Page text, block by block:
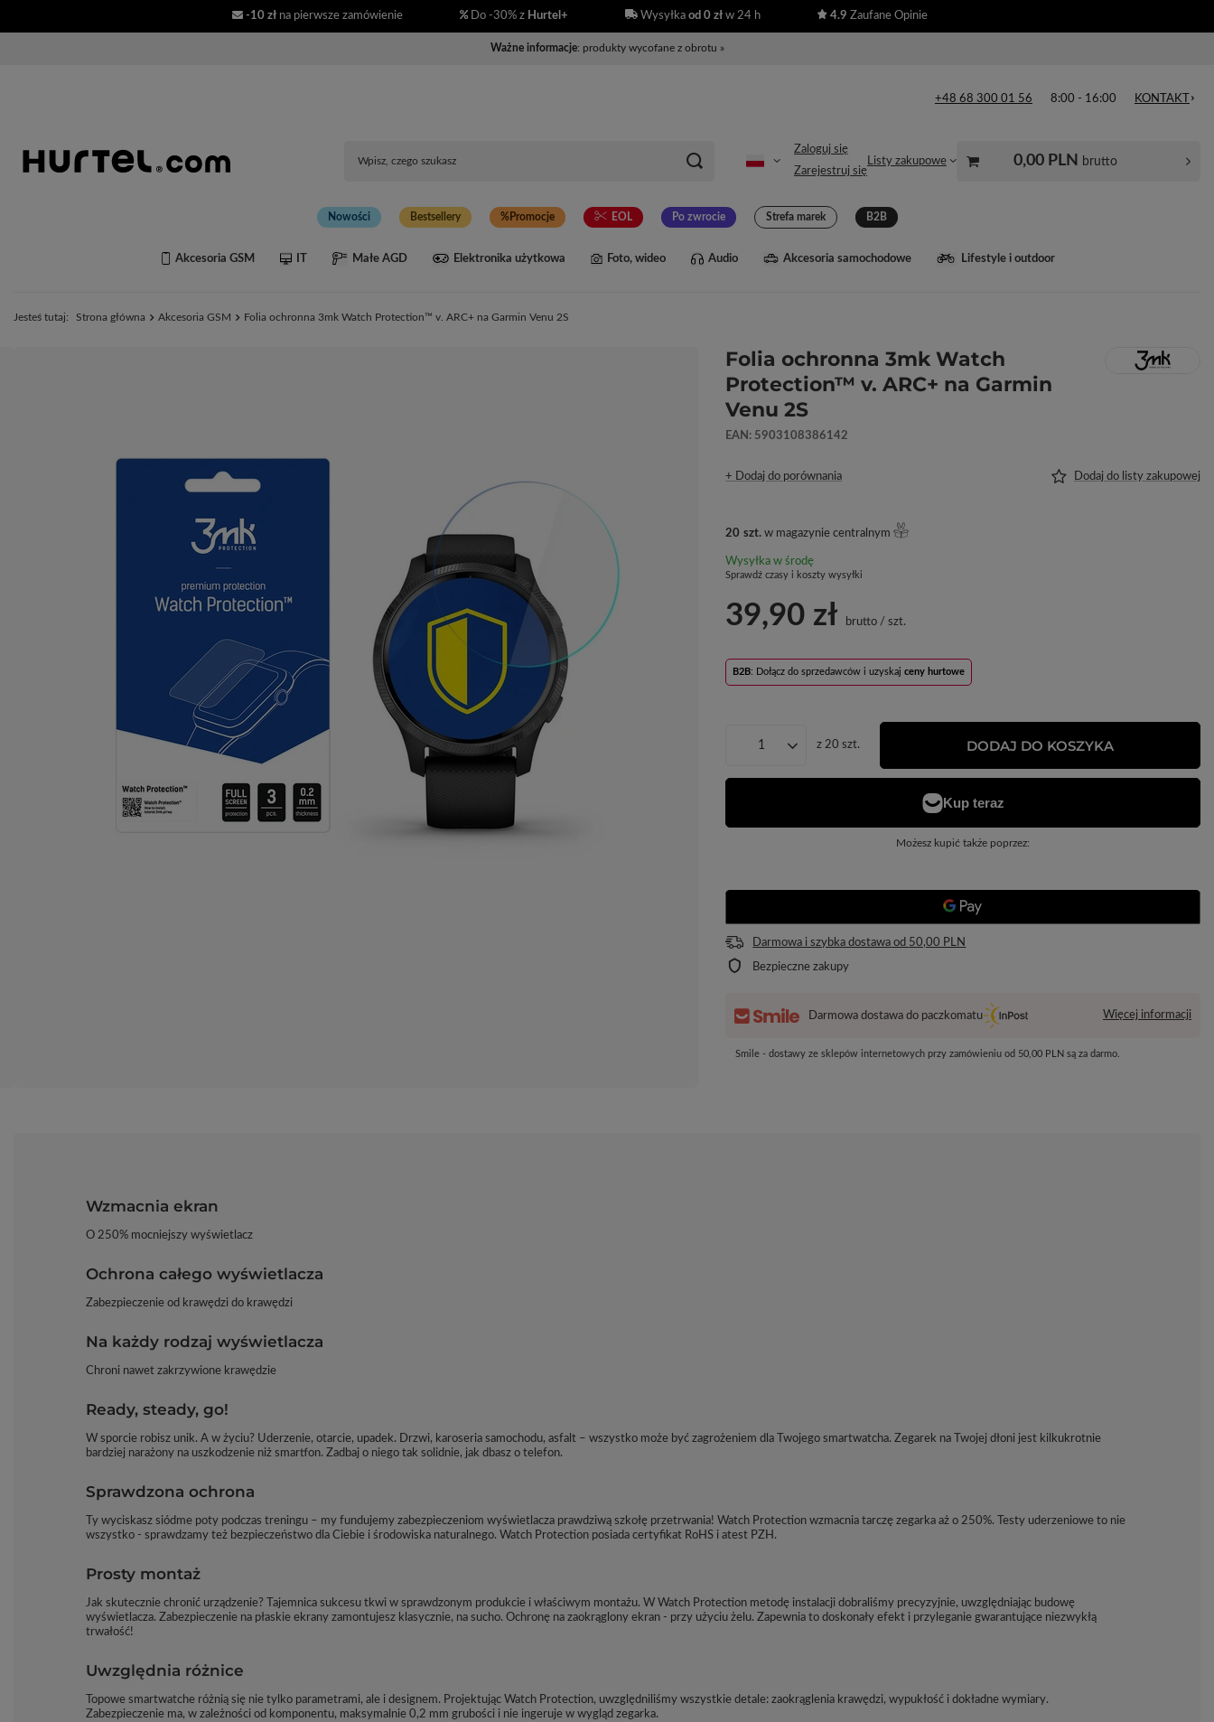
-10 zł na pierwsze zamówienie Do -30% z Hurtel+ Wysyłka od 0 złw 24 h 4.9 Zaufane Opinie
Ważne informacje: produkty wycofane z obrotu »
+48 68 300 01 56 8:00 - 16:00 KONTAKT
Zaloguj się
Zarejestruj się
Listy zakupowe 0,00 PLN brutto
Nowości Bestsellery Promocje EOL Po zwrocie Strefa marek B2B
Akcesoria GSM IT Małe AGD Elektronika użytkowa Foto, wideo Audio Akcesoria samochodowe Lifestyle i outdoor
Jesteś tutaj: Strona główna Akcesoria GSM Folia ochronna 3mk Watch Protection™ v. ARC+ na Garmin Venu 2S
Folia ochronna 3mk Watch
Protection™ v. ARC+ na Garmin
Venu 2S
EAN: 5903108386142
+ Dodaj do porównania Dodaj do listy zakupowej
20 szt. w magazynie centralnym
Wysyłkaw środę
Sprawdź czasy i koszty wysyłki
39,90 zł brutto /szt.
B2B: Dołącz do sprzedawców i uzyskajceny hurtowe
z20szt. DODAJ DO KOSZYKA
Możesz kupić także poprzez:
Darmowa i szybka dostawa od 50,00 PLN
Bezpieczne zakupy
Darmowa dostawa do paczkomatu Więcej informacji
Smile - dostawy ze sklepów internetowych przy zamówieniu od 50,00 PLN są za darmo.
Wzmacnia ekran
O 250% mocniejszy wyświetlacz
Ochrona całego wyświetlacza
Zabezpieczenie od krawędzi do krawędzi
Na każdy rodzaj wyświetlacza
Chroni nawet zakrzywione krawędzie
Ready, steady, go!
W sporcie robisz unik. A w życiu? Uderzenie, otarcie, upadek. Drzwi, karoseria samochodu, asfalt – wszystko może być zagrożeniem dla Twojego smartwatcha. Zegarek na Twojej dłoni jest kilkukrotnie
bardziej narażony na uszkodzenie niż smartfon. Zadbaj o niego tak solidnie, jak dbasz o telefon.
Sprawdzona ochrona
Ty wyciskasz siódme poty podczas treningu – my fundujemy zabezpieczeniom wyświetlacza prawdziwą szkołę przetrwania! Watch Protection wzmacnia tarczę zegarka aż o 250%. Testy uderzeniowe to nie
wszystko - sprawdzamy też bezpieczeństwo dla Ciebie i środowiska naturalnego. Watch Protection posiada certyfikat RoHS i atest PZH.
Prosty montaż
Jak skutecznie chronić urządzenie? Tajemnica sukcesu tkwi w sprawdzonym produkcie i właściwym montażu. W Watch Protection metodę instalacji dobraliśmy precyzyjnie, uwzględniając budowę
wyświetlacza. Zabezpieczenie na płaskie ekrany zamontujesz klasycznie, na sucho. Ochronę na zaokrąglony ekran - przy użyciu żelu. Zapewnia to doskonały efekt i przyleganie gwarantujące niezwykłą
trwałość!
Uwzględnia różnice
Topowe smartwatche różnią się nie tylko parametrami, ale i designem. Projektując Watch Protection, uwzględniliśmy wszystkie detale: zaokrąglenia krawędzi, wypukłość i dokładne wymiary.
Zabezpieczenie ma, w zależności od komponentu, maksymalnie 0,2 mm grubości i nie ingeruje w wygląd zegarka.